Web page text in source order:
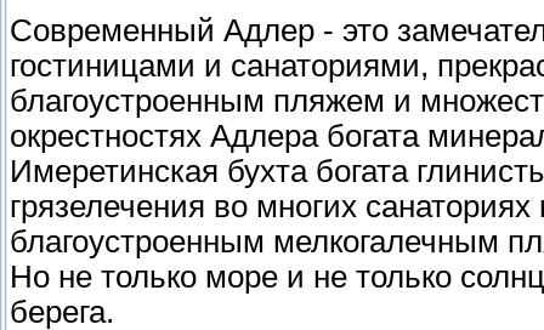
Современный Адлер - это
гостиницами и санаториями,
благоустроенным пляжем и
окрестностях Адлера богата
Имеретинская бухта богата
грязелечения во многих
благоустроенным мелкогалечным
Но не только море и не только
берега.